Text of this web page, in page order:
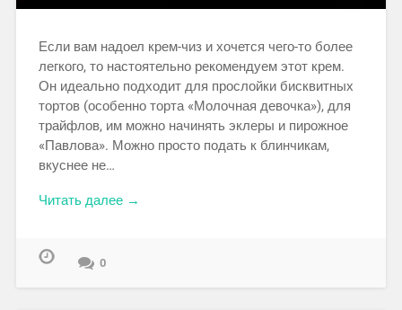
Если вам надоел крем-чиз и хочется чего-то более
легкого, то настоятельно рекомендуем этот крем.
Он идеально подходит для прослойки бисквитных
тортов (особенно торта «Молочная девочка»), для
трайфлов, им можно начинять эклеры и пирожное
«Павлова». Можно просто подать к блинчикам,
вкуснее не…
Читать далее →
0